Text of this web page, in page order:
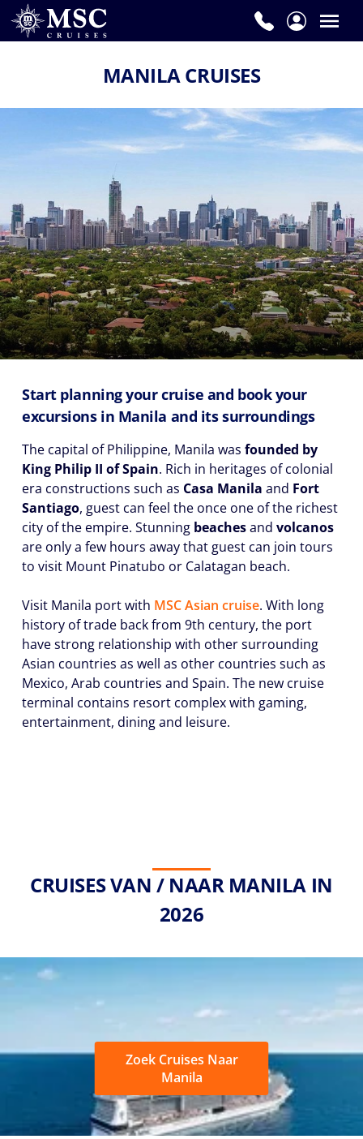
MANILA CRUISES
Start planning your cruise and book your
excursions in Manila and its surroundings
The capital of Philippine, Manila was founded by
King Philip II of Spain. Rich in heritages of colonial
era constructions such as Casa Manila and Fort
Santiago, guest can feel the once one of the richest
city of the empire. Stunning beachesand volcanos
are only a few hours away that guest can join tours
to visit Mount Pinatubo or Calatagan beach.
Visit Manila port with MSC Asian cruise. With long
history of trade back from 9th century, the port
have strong relationship with other surrounding
Asian countries as well as other countries such as
Mexico, Arab countries and Spain. The new cruise
terminal contains resort complex with gaming,
entertainment, dining and leisure.
CRUISES VAN / NAAR MANILA IN
2026
Zoek Cruises Naar
Manila